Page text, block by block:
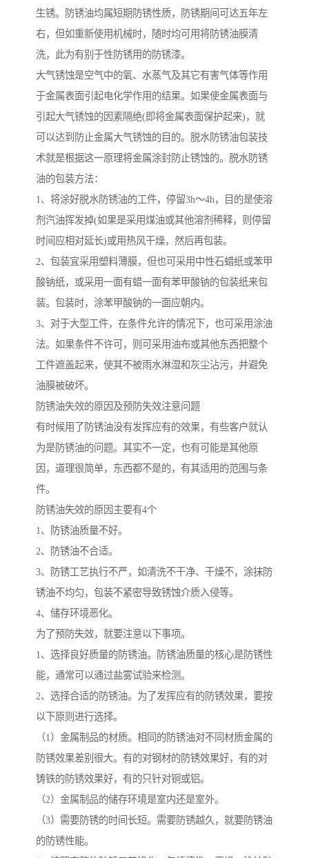
生锈。防锈油均属短期防锈性质，防锈期间可达五年左
右，但如重新使用机械时，随时均可用将防锈油膜清
洗，此为有别于性防锈用的防锈漆。
大气锈蚀是空气中的氧、水蒸气及其它有害气体等作用
于金属表面引起电化学作用的结果。如果使金属表面与
引起大气锈蚀的因素隔绝(即将金属表面保护起来)，就
可以达到防止金属大气锈蚀的目的。脱水防锈油包装技
术就是根据这一原理将金属涂封防止锈蚀的。脱水防锈
油的包装方法：
1、将涂好脱水防锈油的工件，停留3h～4h，目的是使溶
剂汽油挥发掉(如果是采用煤油或其他溶剂稀释，则停留
时间应相对延长)或用热风干燥，然后再包装。
2、包装宜采用塑料薄膜，但也可采用中性石蜡纸或苯甲
酸钠纸，或采用一面有蜡一面有苯甲酸钠的包装纸来包
装。包装时，涂苯甲酸钠的一面应朝内。
3、对于大型工件，在条件允许的情况下，也可采用涂油
法。如果条件不许可，则可采用油布或其他东西把整个
工件遮盖起来，使其不被雨水淋湿和灰尘沾污，并避免
油膜被破坏。
防锈油失效的原因及预防失效注意问题
有时候用了防锈油没有发挥应有的效果，有些客户就认
为是防锈油的问题。其实不一定，也有可能是其他原
因，道理很简单，东西都不是的，有其适用的范围与条
件。
防锈油失效的原因主要有4个
1、防锈油质量不好。
2、防锈油不合适。
3、防锈工艺执行不严，如清洗不干净、干燥不，涂抹防
锈油不均匀，包装不紧密导致锈蚀介质入侵等。
4、储存环境恶化。
为了预防失效，就要注意以下事项。
1、选择良好质量的防锈油。防锈油质量的核心是防锈性
能，通常可以通过盐雾试验来检测。
2、选择合适的防锈油。为了发挥应有的防锈效果，要按
以下原则进行选择。
（1）金属制品的材质。相同的防锈油对不同材质金属的
防锈效果差别很大。有的对钢材的防锈效果好，有的对
铸铁的防锈效果好，有的只针对铜或铝。
（2）金属制品的储存环境是室内还是室外。
（3）需要防锈的时间长短。需要防锈越久，就要防锈油
的防锈性能。